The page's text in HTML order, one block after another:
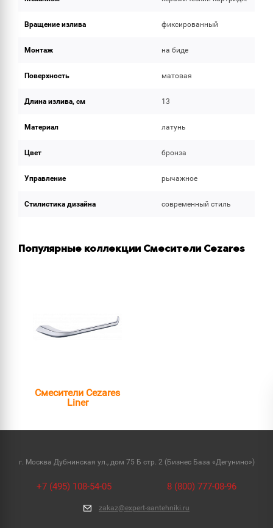
Вращение излива фиксированный
Монтаж на биде
Поверхность матовая
Длина излива, см 13
Материал латунь
Цвет бронза
Управление рычажное
Стилистика дизайна современный стиль
Популярные коллекции Смесители Cezares
Смесители Cezares
Liner
г. Москва Дубнинская ул., дом 75 Б стр. 2 (Бизнес База «Дегунино»)
+7 (495) 108-54-05 8 (800) 777-08-96
zakaz@expert-santehniki.ru